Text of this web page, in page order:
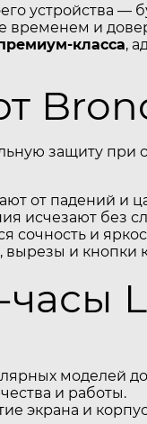
устройства —
и
класса,
защиту при
от падений и
исчезают без
сочность и
и кнопки
моделей до
и работы.
экрана и